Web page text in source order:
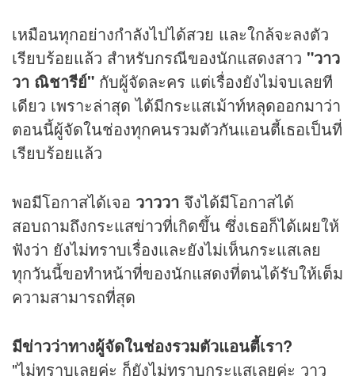
เหมือนทุกอย่างกำลังไปได้สวย และใกล้จะลงตัว
เรียบร้อยแล้ว สำหรับกรณีของนักแสดงสาว "วาว
วา ณิชารีย์" กับผู้จัดละคร แต่เรื่องยังไม่จบเลยที
เดียว เพราะล่าสุด ได้มีกระแสเม้าท์หลุดออกมาว่า
ตอนนี้ผู้จัดในช่องทุกคนรวมตัวกันแอนตี้เธอเป็นที่
เรียบร้อยแล้ว
พอมีโอกาสได้เจอ วาววา จึงได้มีโอกาสได้
สอบถามถึงกระแสข่าวที่เกิดขึ้น ซึ่งเธอก็ได้เผยให้
ฟังว่า ยังไม่ทราบเรื่องและยังไม่เห็นกระแสเลย
ทุกวันนี้ขอทำหน้าที่ของนักแสดงที่ตนได้รับให้เต็ม
ความสามารถที่สุด
มีข่าวว่าทางผู้จัดในช่องรวมตัวแอนตี้เรา?
"ไม่ทราบเลยค่ะ ก็ยังไม่ทราบกระแสเลยค่ะ วาว